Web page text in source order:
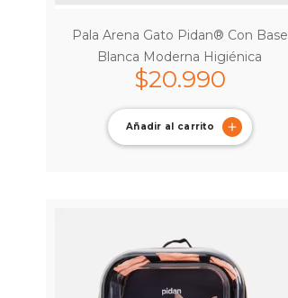
Pala Arena Gato Pidan® Con Base
Blanca Moderna Higiénica
$20.990
Añadir al carrito